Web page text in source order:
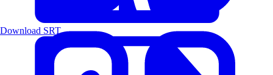
Download SRT